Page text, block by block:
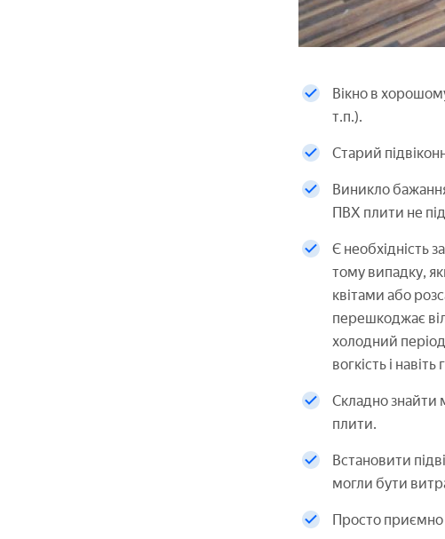
Вікно в
т.п.).
Старий
Виникло
ПВХ плити не
Є необхідність
тому випадку,
квітами або
перешкоджає
холодний період
вогкість і
Складно знайти
плити.
Встановити
могли бути
Просто